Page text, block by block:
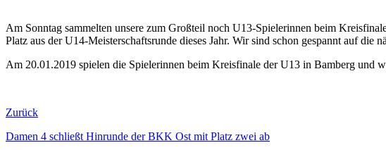
Am Sonntag sammelten unsere zum Großteil noch U13-Spielerinnen beim
Platz aus der U14-Meisterschaftsrunde dieses Jahr. Wir sind schon gespannt auf die
Am 20.01.2019 spielen die Spielerinnen beim Kreisfinale der U13 in Bamberg
Zurück
Damen 4 schließt Hinrunde der BKK Ost mit Platz zwei ab